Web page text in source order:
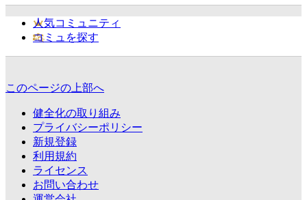
人気コミュニティ
コミュを探す
このページの上部へ
健全化の取り組み
プライバシーポリシー
新規登録
利用規約
ライセンス
お問い合わせ